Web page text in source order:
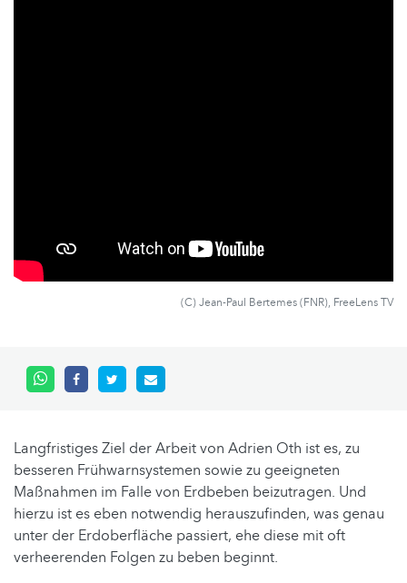
(C) Jean-Paul Bertemes (FNR), FreeLens TV
Langfristiges Ziel der Arbeit von Adrien Oth ist es, zu
besseren Frühwarnsystemen sowie zu geeigneten
Maßnahmen im Falle von Erdbeben beizutragen. Und
hierzu ist es eben notwendig herauszufinden, was genau
unter der Erdoberfläche passiert, ehe diese mit oft
verheerenden Folgen zu beben beginnt.